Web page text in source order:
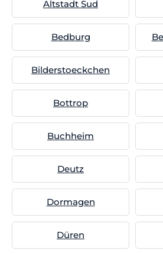
Altstadt Sud
Bedburg
Bilderstoeckchen
Bottrop
Buchheim
Deutz
Dormagen
Düren